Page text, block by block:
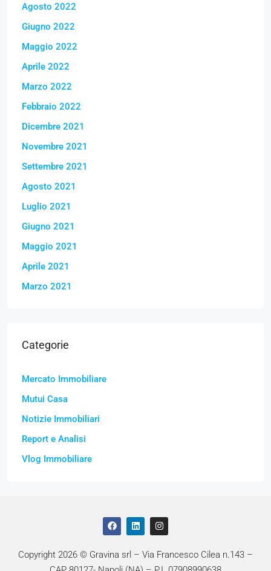
Agosto 2022
Giugno 2022
Maggio 2022
Aprile 2022
Marzo 2022
Febbraio 2022
Dicembre 2021
Novembre 2021
Settembre 2021
Agosto 2021
Luglio 2021
Giugno 2021
Maggio 2021
Aprile 2021
Marzo 2021
Categorie
Mercato Immobiliare
Mutui Casa
Notizie Immobiliari
Report e Analisi
Vlog Immobiliare
Copyright 2026 © Gravina srl – Via Francesco Cilea n.143 –